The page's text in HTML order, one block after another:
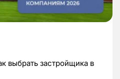
выбрать застройщика в